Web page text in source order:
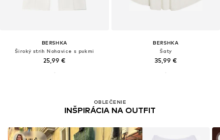
BERSHKA
Široký strih Nohavice s pukmi
25,99 €
BERSHKA
Šaty
35,99 €
OBLEČENIE
INŠPIRÁCIA NA OUTFIT